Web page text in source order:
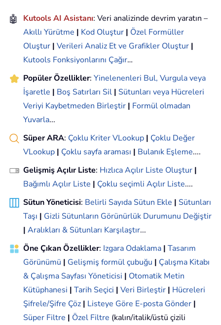
🤖 Kutools AI Asistanı: Veri analizinde devrim yaratın –
Akıllı Yürütme | Kod Oluştur | Özel Formüller
Oluştur | Verileri Analiz Et ve Grafikler Oluştur |
Kutools Fonksiyonlarını Çağır…
Popüler Özellikler: Yinelenenleri Bul, Vurgula veya
İşaretle | Boş Satırları Sil | Sütunları veya Hücreleri
Veriyi Kaybetmeden Birleştir | Formül olmadan
Yuvarla...
Süper ARA: Çoklu Kriter VLookup | Çoklu Değer
VLookup | Çoklu sayfa araması | Bulanık Eşleme....
Gelişmiş Açılır Liste: Hızlıca Açılır Liste Oluştur |
Bağımlı Açılır Liste | Çoklu seçimli Açılır Liste....
Sütun Yöneticisi: Belirli Sayıda Sütun Ekle | Sütunları
Taşı | Gizli Sütunların Görünürlük Durumunu Değiştir
| Aralıkları & Sütunları Karşılaştır...
Öne Çıkan Özellikler: Izgara Odaklama | Tasarım
Görünümü | Gelişmiş formül çubuğu | Çalışma Kitabı
& Çalışma Sayfası Yöneticisi | Otomatik Metin
Kütüphanesi | Tarih Seçici | Veri Birleştir | Hücreleri
Şifrele/Şifre Çöz | Listeye Göre E-posta Gönder |
Süper Filtre | Özel Filtre (kalın/italik/üstü çizili